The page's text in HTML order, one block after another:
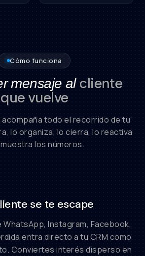
Cómo funciona
mensaje al cliente
que vuelve
todo el recorrido de tu
lo organiza, lo cierra, lo reactiva
los números.
se te escape
WhatsApp, Instagram, Facebook,
entra directo a tu CRM como
Conviertes interés disperso en